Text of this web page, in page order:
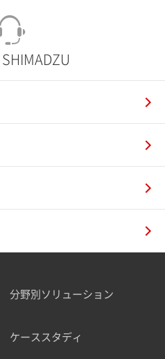
分野別ソリューション
ケーススタディ